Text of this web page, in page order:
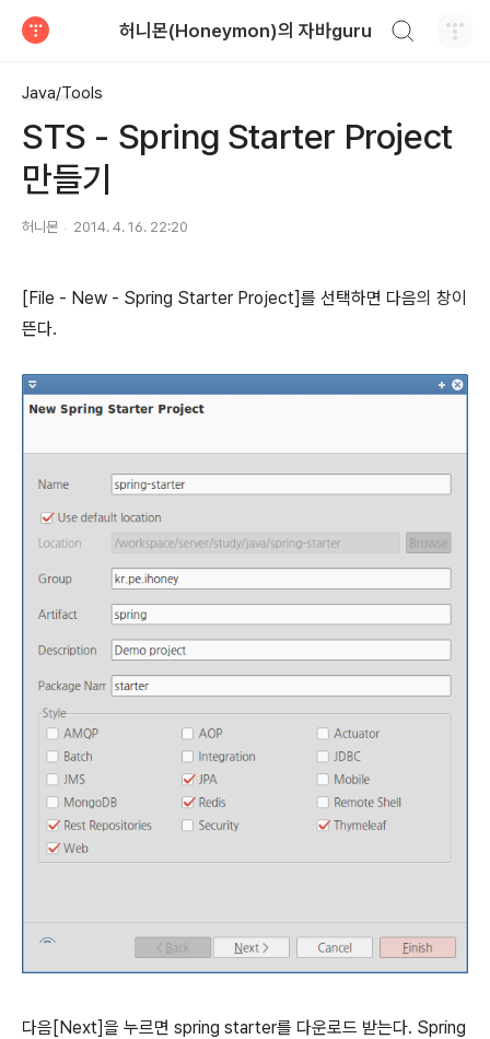
허니몬(Honeymon)의 자바guru
Java/Tools
STS - Spring Starter Project
만들기
허니몬 2014. 4. 16. 22:20
[File - New - Spring Starter Project]를 선택하면 다음의 창이
뜬다.
다음[Next]을 누르면 spring starter를 다운로드 받는다. Spring